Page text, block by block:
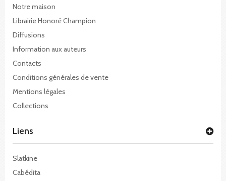
Notre maison
Librairie Honoré Champion
Diffusions
Information aux auteurs
Contacts
Conditions générales de vente
Mentions légales
Collections
Liens
Slatkine
Cabédita